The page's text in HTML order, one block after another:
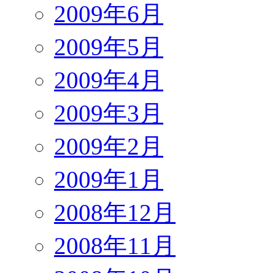
2009年6月
2009年5月
2009年4月
2009年3月
2009年2月
2009年1月
2008年12月
2008年11月